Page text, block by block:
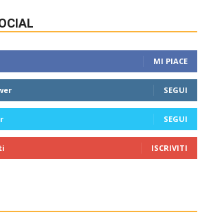
MI PIACE
SEGUI
SEGUI
ISCRIVITI